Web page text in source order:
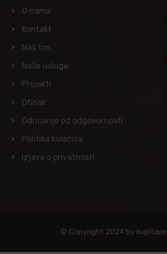
O nama
Kontakt
Naš tim
Naše usluge
Projekti
Otisak
Odricanje od odgovornosti
Politika kolačića
Izjava o privatnosti
© Copyright 2024 by